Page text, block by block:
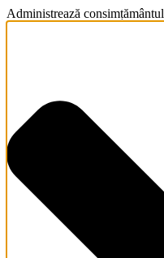
Administrează consimțământul